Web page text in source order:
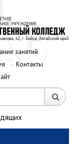
занятий
Контакты